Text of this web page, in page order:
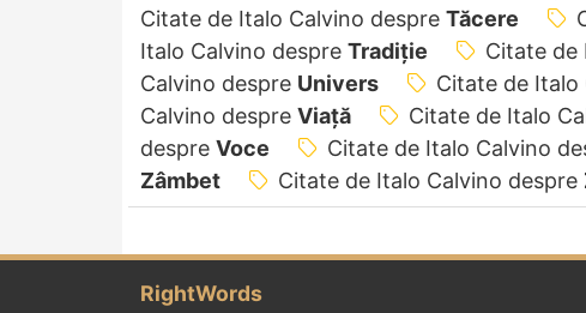
Citate de Italo Calvino despre Tăcere
Italo Calvino despre Tradiție Citate de
Calvino despre Univers Citate de Italo
Calvino despre Viață Citate de Italo
despre Voce Citate de Italo Calvino
Zâmbet
Citate de Italo Calvino despre
RightWords